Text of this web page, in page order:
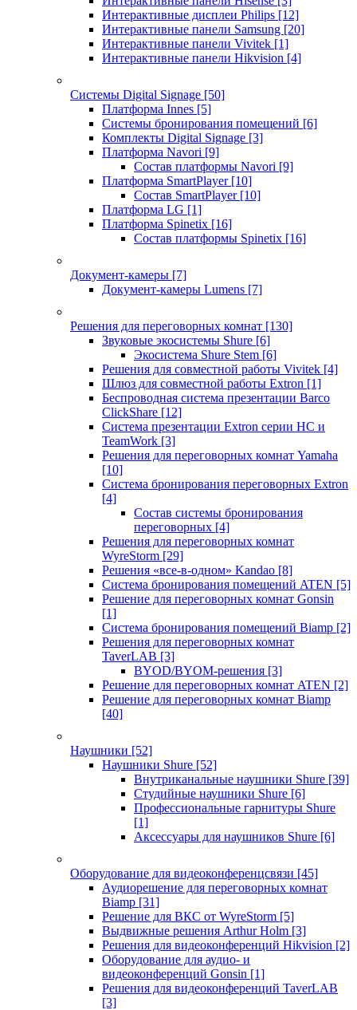
Интерактивные дисплеи Philips [12]
Интерактивные панели Samsung [20]
Интерактивные панели Vivitek [1]
Интерактивные панели Hikvision [4]
Системы Digital Signage [50]
Платформа Innes [5]
Системы бронирования помещений [6]
Комплекты Digital Signage [3]
Платформа Navori [9]
Состав платформы Navori [9]
Платформа SmartPlayer [10]
Состав SmartPlayer [10]
Платформа LG [1]
Платформа Spinetix [16]
Состав платформы Spinetix [16]
Документ-камеры [7]
Документ-камеры Lumens [7]
Решения для переговорных комнат [130]
Звуковые экосистемы Shure [6]
Экосистема Shure Stem [6]
Решения для совместной работы Vivitek [4]
Шлюз для совместной работы Extron [1]
Беспроводная система презентации Barco
ClickShare [12]
Система презентации Extron серии HC и
TeamWork [3]
Решения для переговорных комнат Yamaha
[10]
Система бронирования переговорных Extron
[4]
Состав системы бронирования
переговорных [4]
Решения для переговорных комнат
WyreStorm [29]
Решения «все-в-одном» Kandao [8]
Система бронирования помещений ATEN [5]
Решение для переговорных комнат Gonsin
[1]
Система бронирования помещений Biamp [2]
Решения для переговорных комнат
TaverLAB [3]
BYOD/BYOM-решения [3]
Решение для переговорных комнат ATEN [2]
Решение для переговорных комнат Biamp
[40]
Наушники [52]
Наушники Shure [52]
Внутриканальные наушники Shure [39]
Студийные наушники Shure [6]
Профессиональные гарнитуры Shure
[1]
Аксессуары для наушников Shure [6]
Оборудование для видеоконференцсвязи [45]
Аудиорешение для переговорных комнат
Biamp [31]
Решение для ВКС от WyreStorm [5]
Выдвижные решения Arthur Holm [3]
Решения для видеоконференций Hikvision [2]
Оборудование для аудио- и
видеоконференций Gonsin [1]
Решения для видеоконференций TaverLAB
[3]